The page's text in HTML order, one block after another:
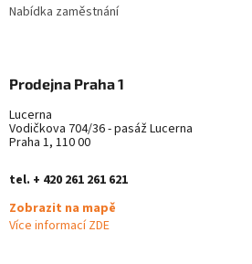
Nabídka zaměstnání
Prodejna Praha 1
Lucerna
Vodičkova 704/36 - pasáž Lucerna
Praha 1, 110 00
tel. + 420 261 261 621
Zobrazit na mapě
Více informací ZDE